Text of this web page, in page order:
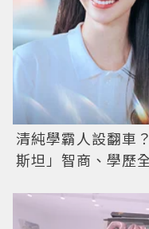
清純學霸人設翻車
斯坦」智商、學歷